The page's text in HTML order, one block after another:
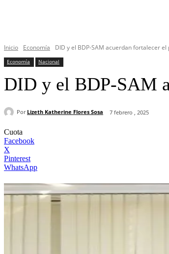
Inicio Economía DID y el BDP-SAM acuerdan fortalecer
Economía Nacional
DID y el BDP-SAM
Por Lizeth Katherine Flores Sosa 7 febrero , 2025
Cuota
Facebook
X
Pinterest
WhatsApp